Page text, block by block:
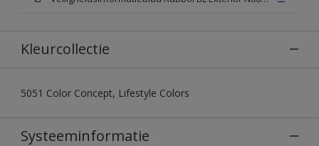
Kleurcollectie
5051 Color Concept, Lifestyle Colors
Systeeminformatie